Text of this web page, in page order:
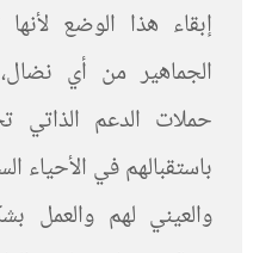
إبقاء هذا الوضع
الجماهير من أي
حملات الدعم الذاتي
باستقبالهم في الأحياء
والعيني لهم والعمل